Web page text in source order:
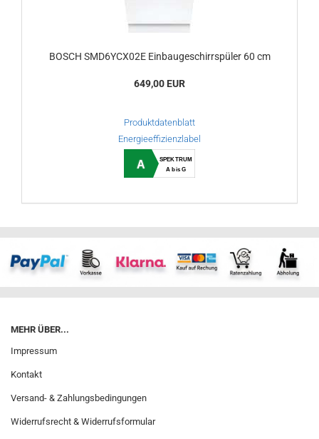
BOSCH SMD6YCX02E Einbaugeschirrspüler 60 cm
649,00 EUR
Produktdatenblatt
Energieeffizienzlabel
A
SPEKTRUM
A bis G
MEHR ÜBER...
Impressum
Kontakt
Versand- & Zahlungsbedingungen
Widerrufsrecht & Widerrufsformular